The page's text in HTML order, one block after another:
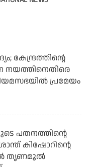
കേന്ദ്രത്തിന്റെ
നയത്തിനെതിരെ
പ്രമേയം
പതനത്തിന്റെ
കിഷോറിന്റെ
തൃണമൂല്‍